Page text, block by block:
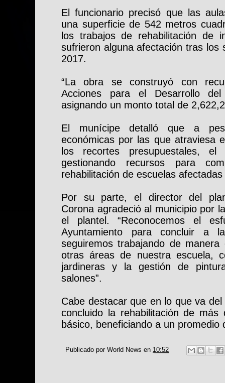
El funcionario precisó que las
una superficie de 542 metros
los trabajos de rehabilitación de
sufrieron alguna afectación tras los
2017.
“La obra se construyó con
Acciones para el Desarrollo
asignando un monto total de
El munícipe detalló que a
económicas por las que atraviesa
los recortes presupuestales, el
gestionando recursos para
rehabilitación de escuelas
Por su parte, el director del
Corona agradeció al municipio por
el plantel. “Reconocemos el
Ayuntamiento para concluir a
seguiremos trabajando de
otras áreas de nuestra escuela,
jardineras y la gestión de
salones”.
Cabe destacar que en lo que va
concluido la rehabilitación de
básico, beneficiando a un promedio
Publicado por World News en 10:52